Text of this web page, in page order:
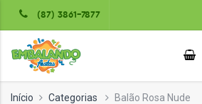
(87) 3861-7877
Início Categorias Balão Rosa Nude